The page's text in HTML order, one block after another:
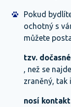
Pokud
ochotný s
můžete
tzv.
, než se
zraněný, tak
nosí